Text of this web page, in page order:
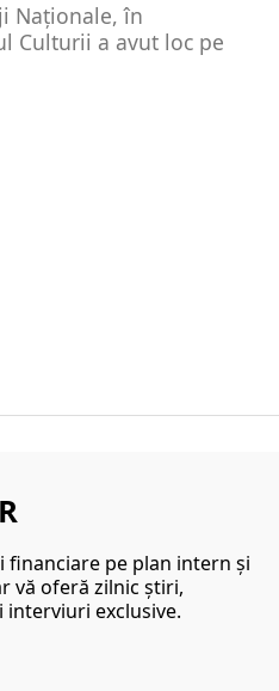
Naționale, în
Culturii a avut loc pe
financiare pe plan intern şi
vă oferă zilnic ştiri,
interviuri exclusive.